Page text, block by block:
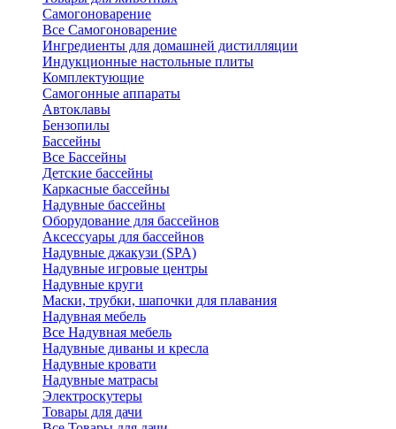
Самогоноварение
Все Самогоноварение
Ингредиенты для домашней дистилляции
Индукционные настольные плиты
Комплектующие
Самогонные аппараты
Автоклавы
Бензопилы
Бассейны
Все Бассейны
Детские бассейны
Каркасные бассейны
Надувные бассейны
Оборудование для бассейнов
Аксессуары для бассейнов
Надувные джакузи (SPA)
Надувные игровые центры
Надувные круги
Маски, трубки, шапочки для плавания
Надувная мебель
Все Надувная мебель
Надувные диваны и кресла
Надувные кровати
Надувные матрасы
Электроскутеры
Товары для дачи